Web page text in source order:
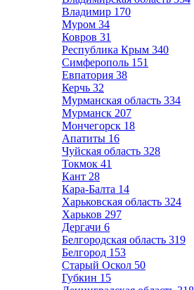
Владимир 170
Муром 34
Ковров 31
Республика Крым 340
Симферополь 151
Евпатория 38
Керчь 32
Мурманская область 334
Мурманск 207
Мончегорск 18
Апатиты 16
Чуйская область 328
Токмок 41
Кант 28
Кара-Балта 14
Харьковская область 324
Харьков 297
Дергачи 6
Белгородская область 319
Белгород 153
Старый Оскол 50
Губкин 15